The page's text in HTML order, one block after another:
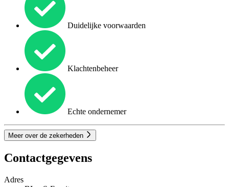
Duidelijke voorwaarden
Klachtenbeheer
Echte ondernemer
Meer over de zekerheden
Contactgegevens
Adres